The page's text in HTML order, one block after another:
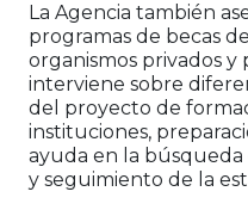
La Agencia también
programas de becas
organismos privados
interviene sobre
del proyecto de
instituciones,
ayuda en la
y seguimiento de la